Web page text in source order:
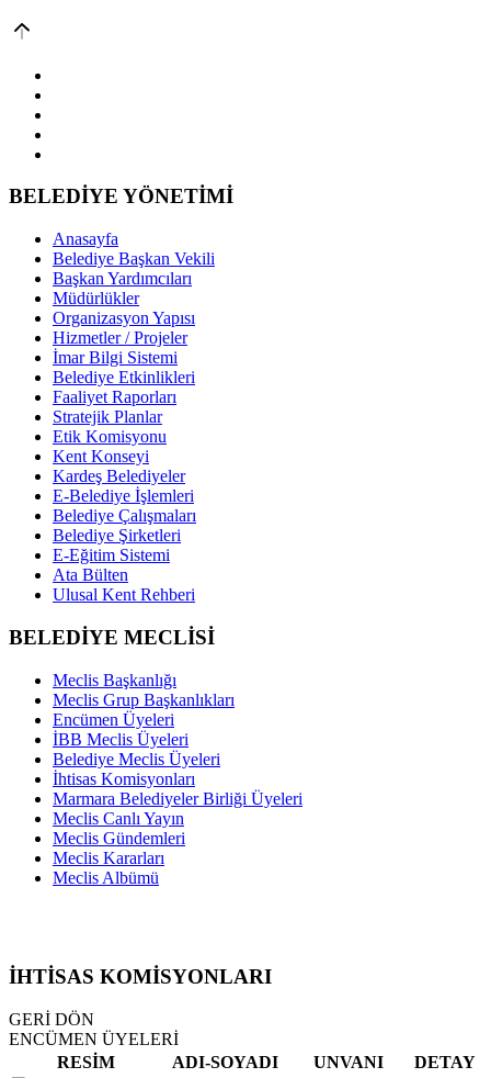
BELEDİYE YÖNETİMİ
Anasayfa
Belediye Başkan Vekili
Başkan Yardımcıları
Müdürlükler
Organizasyon Yapısı
Hizmetler / Projeler
İmar Bilgi Sistemi
Belediye Etkinlikleri
Faaliyet Raporları
Stratejik Planlar
Etik Komisyonu
Kent Konseyi
Kardeş Belediyeler
E-Belediye İşlemleri
Belediye Çalışmaları
Belediye Şirketleri
E-Eğitim Sistemi
Ata Bülten
Ulusal Kent Rehberi
BELEDİYE MECLİSİ
Meclis Başkanlığı
Meclis Grup Başkanlıkları
Encümen Üyeleri
İBB Meclis Üyeleri
Belediye Meclis Üyeleri
İhtisas Komisyonları
Marmara Belediyeler Birliği Üyeleri
Meclis Canlı Yayın
Meclis Gündemleri
Meclis Kararları
Meclis Albümü
İHTİSAS KOMİSYONLARI
GERİ DÖN
ENCÜMEN ÜYELERİ
RESİM
ADI-SOYADI UNVANI
DETAY